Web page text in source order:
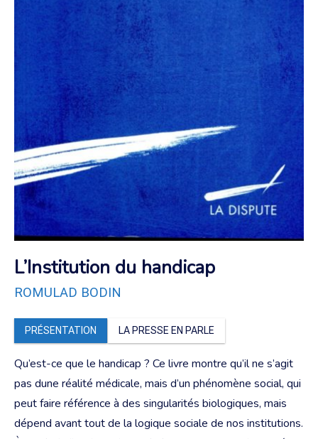
L’Institution du handicap
ROMULAD BODIN
PRÉSENTATION LA PRESSE EN PARLE
Qu’est-ce que le handicap ? Ce livre montre qu’il ne s’agit
pas dune réalité médicale, mais d’un phénomène social, qui
peut faire référence à des singularités biologiques, mais
dépend avant tout de la logique sociale de nos institutions.